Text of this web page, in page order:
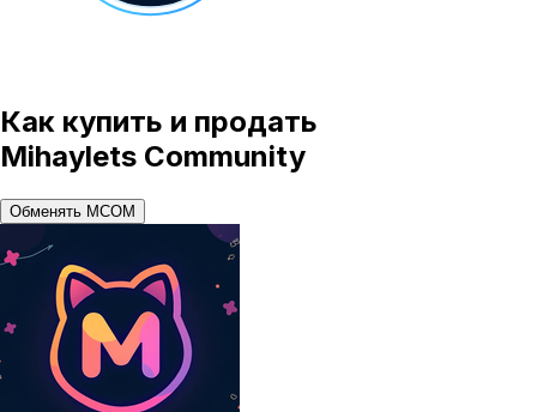
Как купить и продать
Mihaylets Community
Обменять MCOM